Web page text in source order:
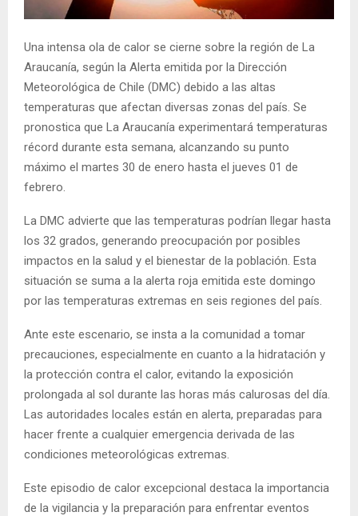
N
U
Una intensa ola de calor se cierne sobre la región de La
Araucanía, según la Alerta emitida por la Dirección
Meteorológica de Chile (DMC) debido a las altas
temperaturas que afectan diversas zonas del país. Se
pronostica que La Araucanía experimentará temperaturas
récord durante esta semana, alcanzando su punto
máximo el martes 30 de enero hasta el jueves 01 de
febrero.
La DMC advierte que las temperaturas podrían llegar hasta
los 32 grados, generando preocupación por posibles
impactos en la salud y el bienestar de la población. Esta
situación se suma a la alerta roja emitida este domingo
por las temperaturas extremas en seis regiones del país.
Ante este escenario, se insta a la comunidad a tomar
precauciones, especialmente en cuanto a la hidratación y
la protección contra el calor, evitando la exposición
prolongada al sol durante las horas más calurosas del día.
Las autoridades locales están en alerta, preparadas para
hacer frente a cualquier emergencia derivada de las
condiciones meteorológicas extremas.
Este episodio de calor excepcional destaca la importancia
de la vigilancia y la preparación para enfrentar eventos